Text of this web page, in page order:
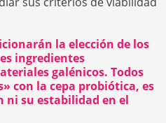
la elección de los
ingredientes
galénicos. Todos
con la cepa probiótica, es
ni su estabilidad en el